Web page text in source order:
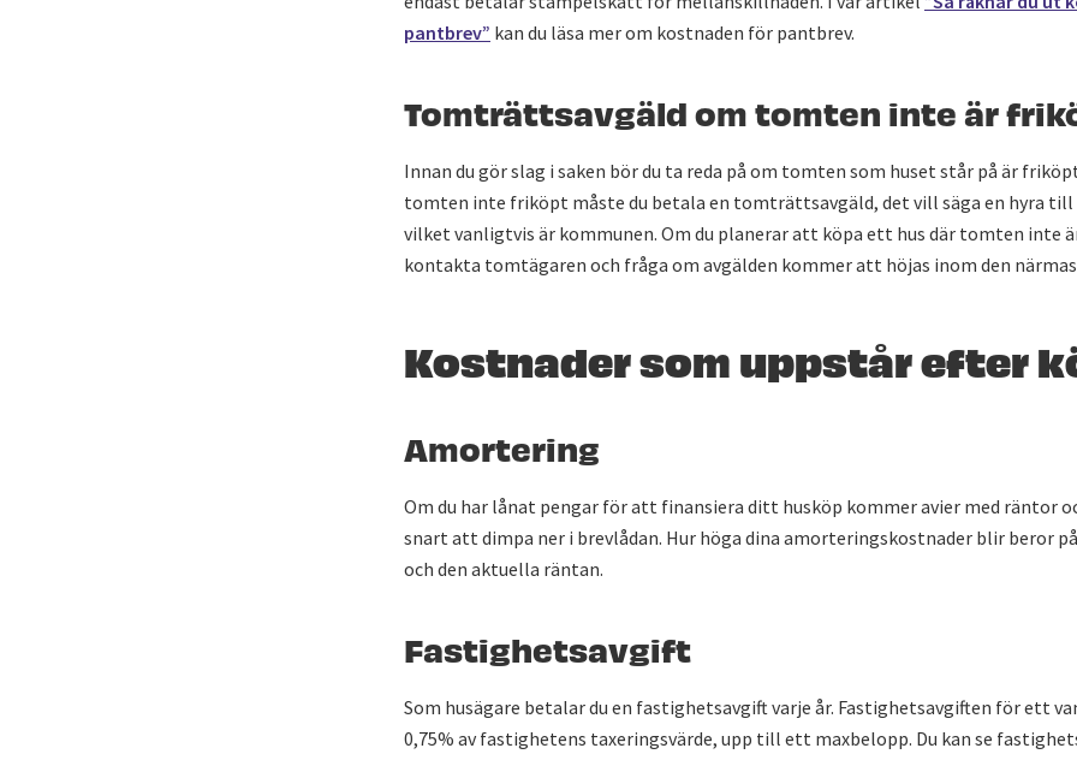
pantbrev” kan du läsa mer om kostnaden för pantbrev.
Tomträttsavgäld om tomten inte är
Innan du gör slag i saken bör du ta reda på om tomten som huset står på är
tomten inte friköpt måste du betala en tomträttsavgäld, det vill säga en hyra
vilket vanligtvis är kommunen. Om du planerar att köpa ett hus där tomten inte
kontakta tomtägaren och fråga om avgälden kommer att höjas inom den
Kostnader som uppstår efter
Amortering
Om du har lånat pengar för att finansiera ditt husköp kommer avier med räntor
snart att dimpa ner i brevlådan. Hur höga dina amorteringskostnader blir beror
och den aktuella räntan.
Fastighetsavgift
Som husägare betalar du en fastighetsavgift varje år. Fastighetsavgiften för ett
0,75% av fastighetens taxeringsvärde, upp till ett maxbelopp. Du kan se